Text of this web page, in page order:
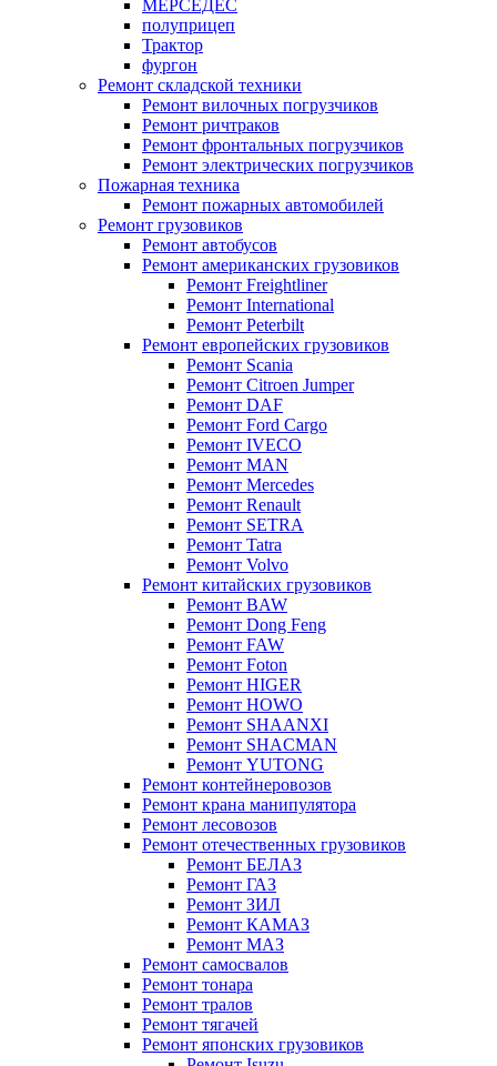
МЕРСЕДЕС
полуприцеп
Трактор
фургон
Ремонт складской техники
Ремонт вилочных погрузчиков
Ремонт ричтраков
Ремонт фронтальных погрузчиков
Ремонт электрических погрузчиков
Пожарная техника
Ремонт пожарных автомобилей
Ремонт грузовиков
Ремонт автобусов
Ремонт американских грузовиков
Ремонт Freightliner
Ремонт International
Ремонт Peterbilt
Ремонт европейских грузовиков
Ремонт Scania
Ремонт Citroen Jumper
Ремонт DAF
Ремонт Ford Cargo
Ремонт IVECO
Ремонт MAN
Ремонт Mercedes
Ремонт Renault
Ремонт SETRA
Ремонт Tatra
Ремонт Volvo
Ремонт китайских грузовиков
Ремонт BAW
Ремонт Dong Feng
Ремонт FAW
Ремонт Foton
Ремонт HIGER
Ремонт HOWO
Ремонт SHAANXI
Ремонт SHACMAN
Ремонт YUTONG
Ремонт контейнеровозов
Ремонт крана манипулятора
Ремонт лесовозов
Ремонт отечественных грузовиков
Ремонт БЕЛАЗ
Ремонт ГАЗ
Ремонт ЗИЛ
Ремонт КАМАЗ
Ремонт МАЗ
Ремонт самосвалов
Ремонт тонара
Ремонт тралов
Ремонт тягачей
Ремонт японских грузовиков